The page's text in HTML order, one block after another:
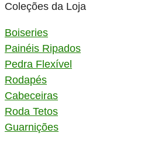
Coleções da Loja
Boiseries
Painéis Ripados
Pedra Flexível
Rodapés
Cabeceiras
Roda Tetos
Guarnições